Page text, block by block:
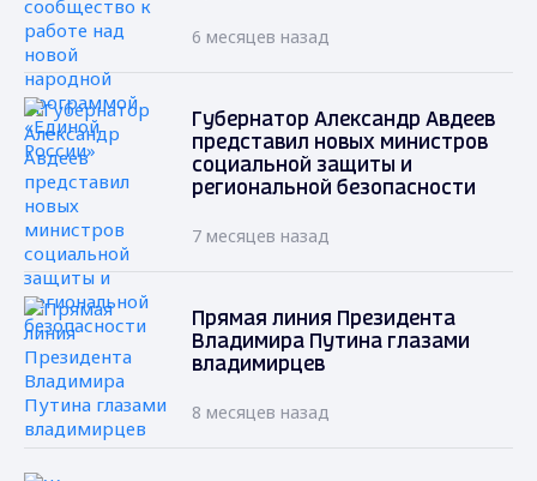
6 месяцев назад
Губернатор Александр Авдеев
представил новых министров
социальной защиты и
региональной безопасности
7 месяцев назад
Прямая линия Президента
Владимира Путина глазами
владимирцев
8 месяцев назад